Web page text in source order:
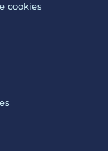
cookies